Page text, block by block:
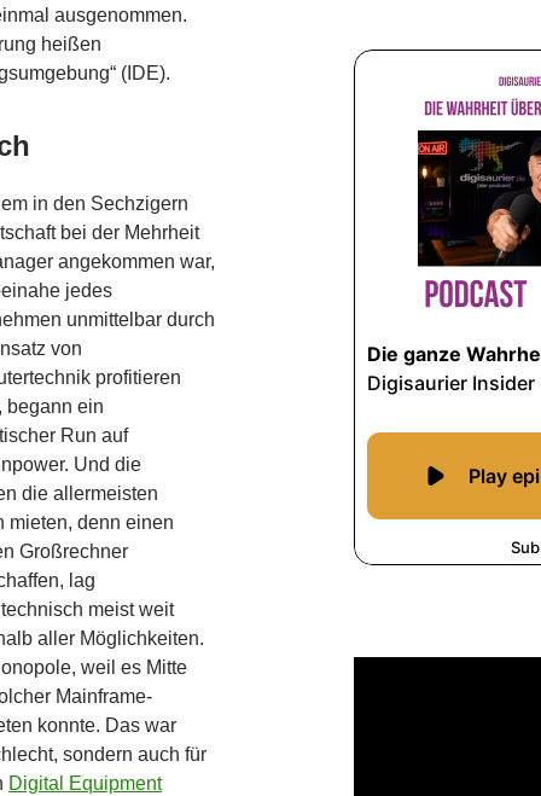
ausgenommen.
heißen
(IDE).
in den Sechzigern
bei der Mehrheit
angekommen war,
jedes
unmittelbar durch
von
profitieren
begann ein
Run auf
Und die
die allermeisten
mieten, denn einen
Großrechner
lag
meist weit
aller Möglichkeiten.
weil es Mitte
Mainframe-
konnte. Das war
sondern auch für
Digital Equipment